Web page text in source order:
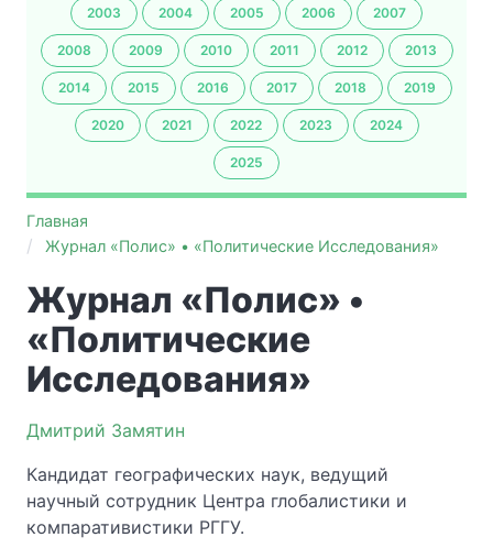
2003 2004 2005 2006 2007
2008 2009 2010 2011 2012 2013
2014 2015 2016 2017 2018 2019
2020 2021 2022 2023 2024
2025
Главная
Журнал «Полис» • «Политические Исследования»
Журнал «Полис» •
«Политические
Исследования»
Дмитрий Замятин
Кандидат географических наук, ведущий
научный сотрудник Центра глобалистики и
компаративистики РГГУ.